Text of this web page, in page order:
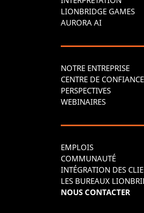
LIONBRIDGE GAMES
AURORA AI
NOTRE ENTREPRISE
CENTRE DE CONFIANCE
PERSPECTIVES
WEBINAIRES
EMPLOIS
COMMUNAUTÉ
INTÉGRATION DES
LES BUREAUX
NOUS CONTACTER